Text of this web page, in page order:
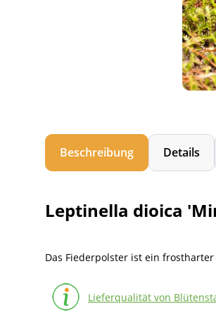
Beschreibung Details
Leptinella dioica
Das Fiederpolster ist ein
Lieferqualität von